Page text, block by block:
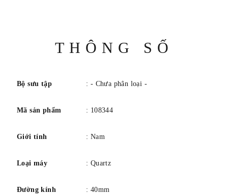
THÔNG SỐ
Bộ sưu tập : - Chưa phân loại -
Mã sản phẩm : 108344
Giới tính : Nam
Loại máy : Quartz
Đường kính : 40mm